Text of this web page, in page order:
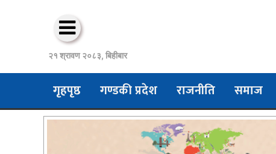
२१ श्रावण २०८३, बिहीबार
गृहपृष्ठ गण्डकी प्रदेश राजनीति समाज